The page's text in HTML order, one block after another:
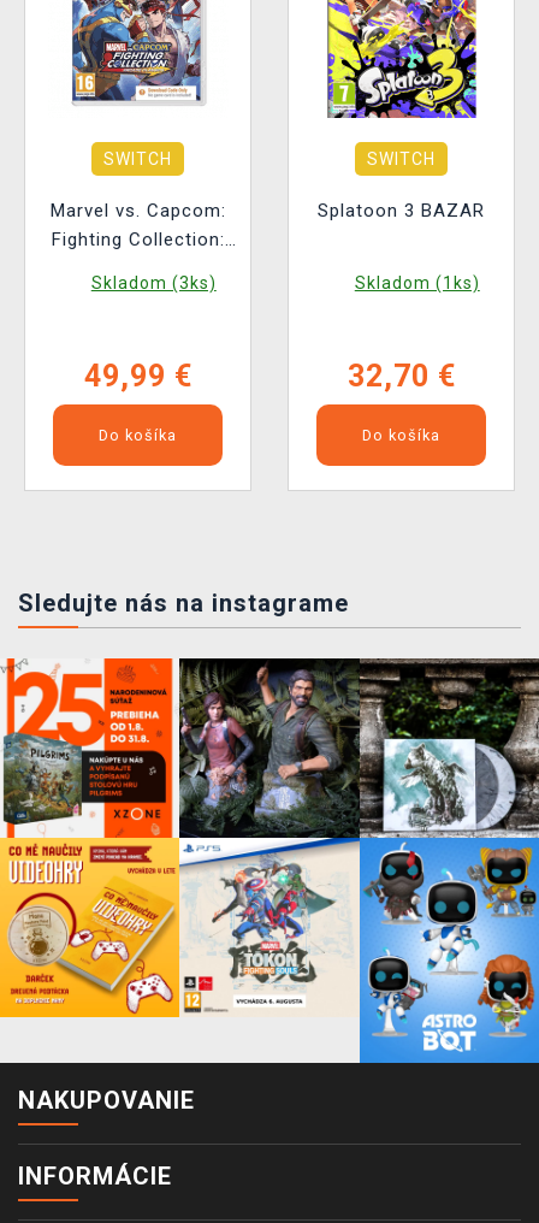
SWITCH
Marvel vs. Capcom:
Fighting Collection:
(Code in Box)
Skladom (3ks)
49,99 €
Do košíka
SWITCH
Splatoon 3 BAZAR
Skladom (1ks)
32,70 €
Do košíka
Sledujte nás na instagrame
NAKUPOVANIE
INFORMÁCIE